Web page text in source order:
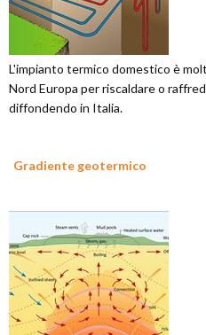
L'impianto termico domestico è
Nord Europa per riscaldare o
diffondendo in Italia.
Gradiente geotermico